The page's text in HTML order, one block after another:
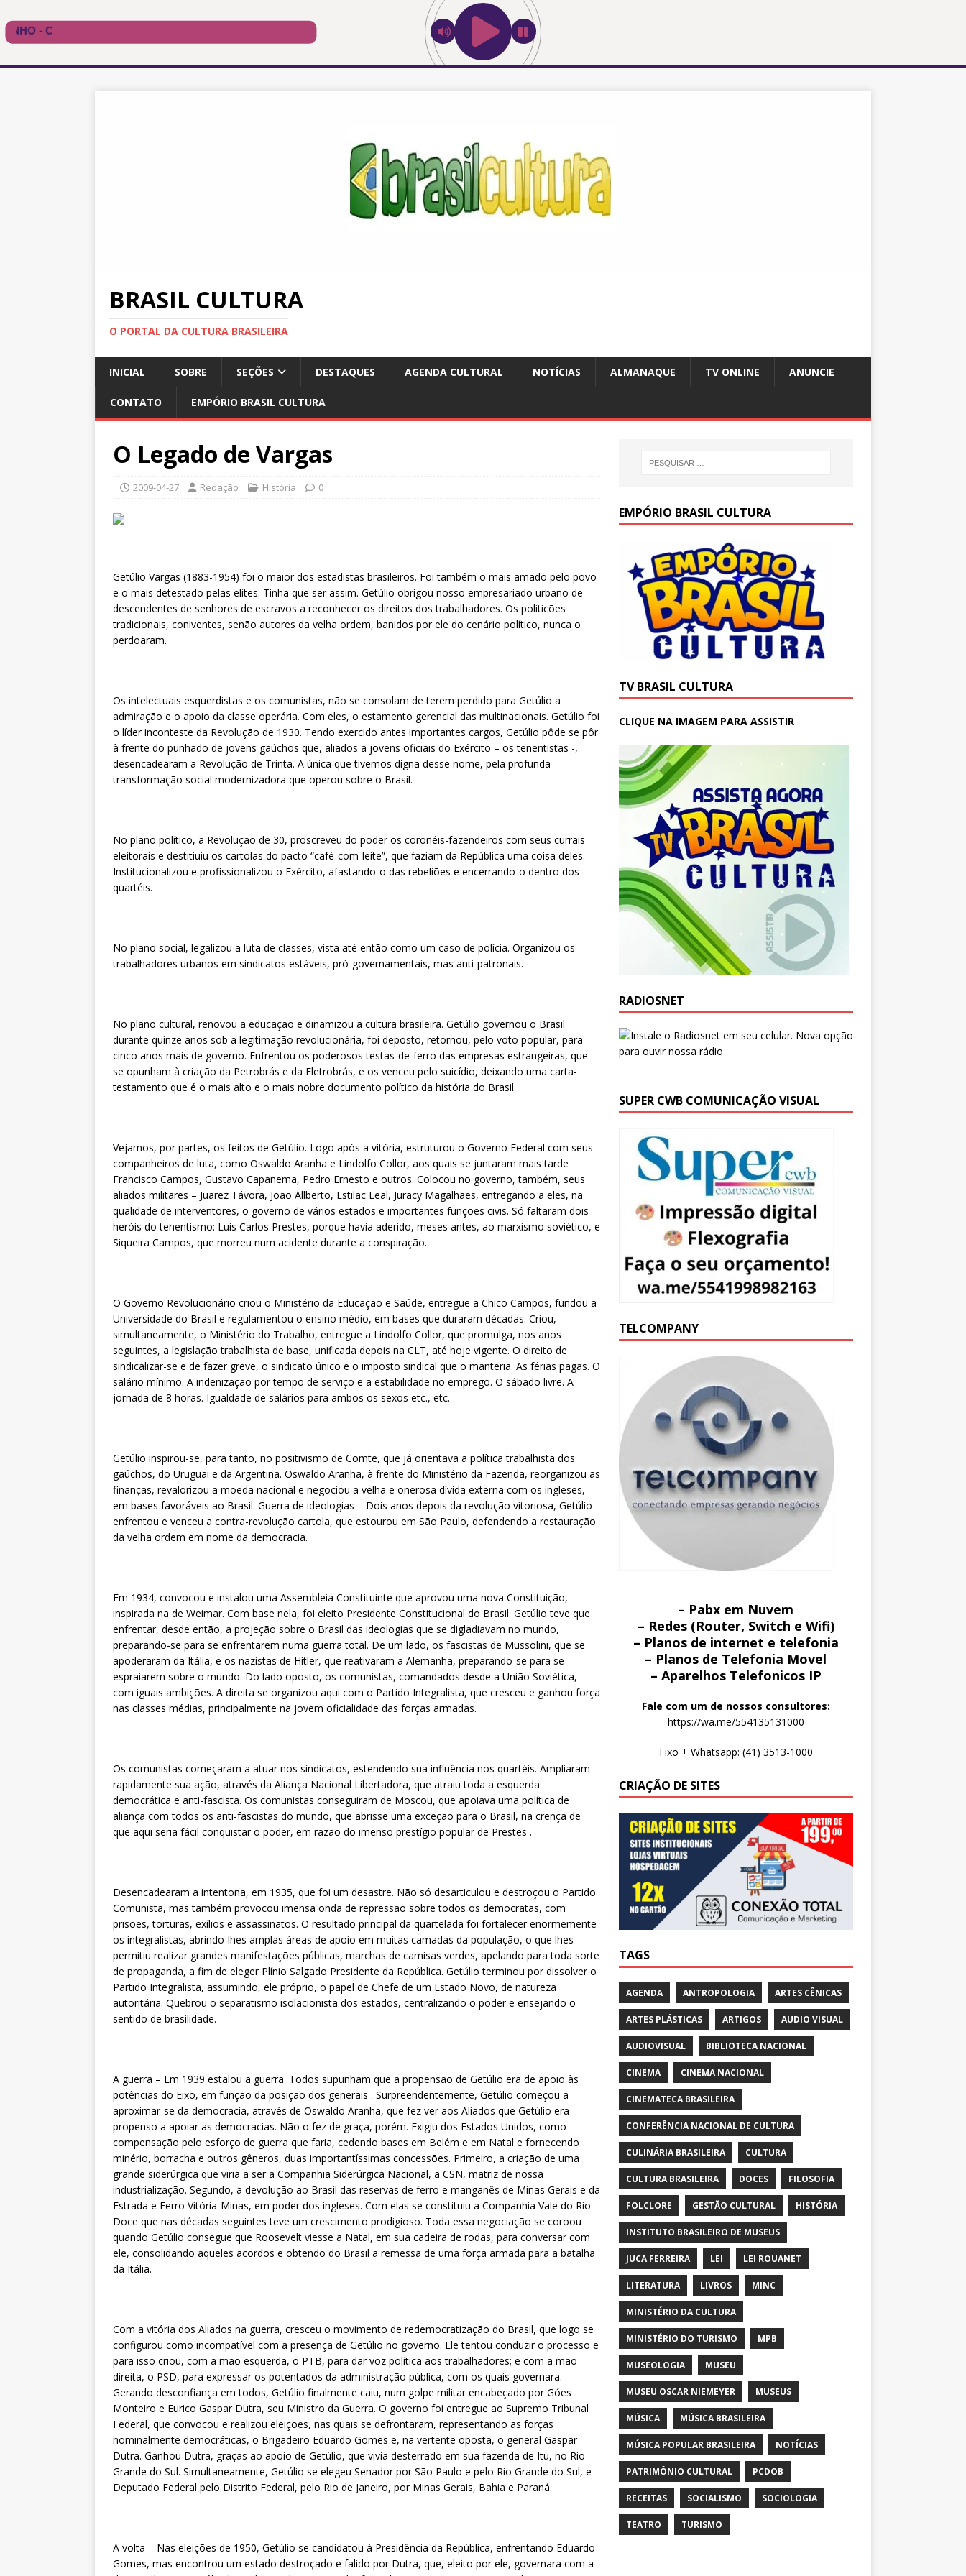
BRASIL CULTURA
O PORTAL DA CULTURA BRASILEIRA
INICIAL SOBRE SEÇÕES DESTAQUES AGENDA CULTURAL NOTÍCIAS ALMANAQUE TV ONLINE ANUNCIE
CONTATO EMPÓRIO BRASIL CULTURA
O Legado de Vargas
2009-04-27 Redação História 0
Getúlio Vargas (1883-1954) foi o maior dos estadistas brasileiros. Foi também o mais amado pelo povo
e o mais detestado pelas elites. Tinha que ser assim. Getúlio obrigou nosso empresariado urbano de
descendentes de senhores de escravos a reconhecer os direitos dos trabalhadores. Os politicões
tradicionais, coniventes, senão autores da velha ordem, banidos por ele do cenário político, nunca o
perdoaram.
Os intelectuais esquerdistas e os comunistas, não se consolam de terem perdido para Getúlio a
admiração e o apoio da classe operária. Com eles, o estamento gerencial das multinacionais. Getúlio foi
o líder inconteste da Revolução de 1930. Tendo exercido antes importantes cargos, Getúlio pôde se pôr
à frente do punhado de jovens gaúchos que, aliados a jovens oficiais do Exército – os tenentistas -,
desencadearam a Revolução de Trinta. A única que tivemos digna desse nome, pela profunda
transformação social modernizadora que operou sobre o Brasil.
No plano político, a Revolução de 30, proscreveu do poder os coronéis-fazendeiros com seus currais
eleitorais e destitiuiu os cartolas do pacto “café-com-leite”, que faziam da República uma coisa deles.
Institucionalizou e profissionalizou o Exército, afastando-o das rebeliões e encerrando-o dentro dos
quartéis.
No plano social, legalizou a luta de classes, vista até então como um caso de polícia. Organizou os
trabalhadores urbanos em sindicatos estáveis, pró-governamentais, mas anti-patronais.
No plano cultural, renovou a educação e dinamizou a cultura brasileira. Getúlio governou o Brasil
durante quinze anos sob a legitimação revolucionária, foi deposto, retornou, pelo voto popular, para
cinco anos mais de governo. Enfrentou os poderosos testas-de-ferro das empresas estrangeiras, que
se opunham à criação da Petrobrás e da Eletrobrás, e os venceu pelo suicídio, deixando uma carta-
testamento que é o mais alto e o mais nobre documento político da história do Brasil.
Vejamos, por partes, os feitos de Getúlio. Logo após a vitória, estruturou o Governo Federal com seus
companheiros de luta, como Oswaldo Aranha e Lindolfo Collor, aos quais se juntaram mais tarde
Francisco Campos, Gustavo Capanema, Pedro Ernesto e outros. Colocou no governo, também, seus
aliados militares – Juarez Távora, João Allberto, Estilac Leal, Juracy Magalhães, entregando a eles, na
qualidade de interventores, o governo de vários estados e importantes funções civis. Só faltaram dois
heróis do tenentismo: Luís Carlos Prestes, porque havia aderido, meses antes, ao marxismo soviético, e
Siqueira Campos, que morreu num acidente durante a conspiração.
O Governo Revolucionário criou o Ministério da Educação e Saúde, entregue a Chico Campos, fundou a
Universidade do Brasil e regulamentou o ensino médio, em bases que duraram décadas. Criou,
simultaneamente, o Ministério do Trabalho, entregue a Lindolfo Collor, que promulga, nos anos
seguintes, a legislação trabalhista de base, unificada depois na CLT, até hoje vigente. O direito de
sindicalizar-se e de fazer greve, o sindicato único e o imposto sindical que o manteria. As férias pagas. O
salário mínimo. A indenização por tempo de serviço e a estabilidade no emprego. O sábado livre. A
jornada de 8 horas. Igualdade de salários para ambos os sexos etc., etc.
Getúlio inspirou-se, para tanto, no positivismo de Comte, que já orientava a política trabalhista dos
gaúchos, do Uruguai e da Argentina. Oswaldo Aranha, à frente do Ministério da Fazenda, reorganizou as
finanças, revalorizou a moeda nacional e negociou a velha e onerosa dívida externa com os ingleses,
em bases favoráveis ao Brasil. Guerra de ideologias – Dois anos depois da revolução vitoriosa, Getúlio
enfrentou e venceu a contra-revolução cartola, que estourou em São Paulo, defendendo a restauração
da velha ordem em nome da democracia.
Em 1934, convocou e instalou uma Assembleia Constituinte que aprovou uma nova Constituição,
inspirada na de Weimar. Com base nela, foi eleito Presidente Constitucional do Brasil. Getúlio teve que
enfrentar, desde então, a projeção sobre o Brasil das ideologias que se digladiavam no mundo,
preparando-se para se enfrentarem numa guerra total. De um lado, os fascistas de Mussolini, que se
apoderaram da Itália, e os nazistas de Hitler, que reativaram a Alemanha, preparando-se para se
espraiarem sobre o mundo. Do lado oposto, os comunistas, comandados desde a União Soviética,
com iguais ambições. A direita se organizou aqui com o Partido Integralista, que cresceu e ganhou força
nas classes médias, principalmente na jovem oficialidade das forças armadas.
Os comunistas começaram a atuar nos sindicatos, estendendo sua influência nos quartéis. Ampliaram
rapidamente sua ação, através da Aliança Nacional Libertadora, que atraiu toda a esquerda
democrática e anti-fascista. Os comunistas conseguiram de Moscou, que apoiava uma política de
aliança com todos os anti-fascistas do mundo, que abrisse uma exceção para o Brasil, na crença de
que aqui seria fácil conquistar o poder, em razão do imenso prestígio popular de Prestes .
Desencadearam a intentona, em 1935, que foi um desastre. Não só desarticulou e destroçou o Partido
Comunista, mas também provocou imensa onda de repressão sobre todos os democratas, com
prisões, torturas, exílios e assassinatos. O resultado principal da quartelada foi fortalecer enormemente
os integralistas, abrindo-lhes amplas áreas de apoio em muitas camadas da população, o que lhes
permitiu realizar grandes manifestações públicas, marchas de camisas verdes, apelando para toda sorte
de propaganda, a fim de eleger Plínio Salgado Presidente da República. Getúlio terminou por dissolver o
Partido Integralista, assumindo, ele próprio, o papel de Chefe de um Estado Novo, de natureza
autoritária. Quebrou o separatismo isolacionista dos estados, centralizando o poder e ensejando o
sentido de brasilidade.
A guerra – Em 1939 estalou a guerra. Todos supunham que a propensão de Getúlio era de apoio às
potências do Eixo, em função da posição dos generais . Surpreendentemente, Getúlio começou a
aproximar-se da democracia, através de Oswaldo Aranha, que fez ver aos Aliados que Getúlio era
propenso a apoiar as democracias. Não o fez de graça, porém. Exigiu dos Estados Unidos, como
compensação pelo esforço de guerra que faria, cedendo bases em Belém e em Natal e fornecendo
minério, borracha e outros gêneros, duas importantíssimas concessões. Primeiro, a criação de uma
grande siderúrgica que viria a ser a Companhia Siderúrgica Nacional, a CSN, matriz de nossa
industrialização. Segundo, a devolução ao Brasil das reservas de ferro e manganês de Minas Gerais e da
Estrada e Ferro Vitória-Minas, em poder dos ingleses. Com elas se constituiu a Companhia Vale do Rio
Doce que nas décadas seguintes teve um crescimento prodigioso. Toda essa negociação se coroou
quando Getúlio consegue que Roosevelt viesse a Natal, em sua cadeira de rodas, para conversar com
ele, consolidando aqueles acordos e obtendo do Brasil a remessa de uma força armada para a batalha
da Itália.
Com a vitória dos Aliados na guerra, cresceu o movimento de redemocratização do Brasil, que logo se
configurou como incompatível com a presença de Getúlio no governo. Ele tentou conduzir o processo e
para isso criou, com a mão esquerda, o PTB, para dar voz política aos trabalhadores; e com a mão
direita, o PSD, para expressar os potentados da administração pública, com os quais governara.
Gerando desconfiança em todos, Getúlio finalmente caiu, num golpe militar encabeçado por Góes
Monteiro e Eurico Gaspar Dutra, seu Ministro da Guerra. O governo foi entregue ao Supremo Tribunal
Federal, que convocou e realizou eleições, nas quais se defrontaram, representando as forças
nominalmente democráticas, o Brigadeiro Eduardo Gomes e, na vertente oposta, o general Gaspar
Dutra. Ganhou Dutra, graças ao apoio de Getúlio, que vivia desterrado em sua fazenda de Itu, no Rio
Grande do Sul. Simultaneamente, Getúlio se elegeu Senador por São Paulo e pelo Rio Grande do Sul, e
Deputado Federal pelo Distrito Federal, pelo Rio de Janeiro, por Minas Gerais, Bahia e Paraná.
A volta – Nas eleições de 1950, Getúlio se candidatou à Presidência da República, enfrentando Eduardo
Gomes, mas encontrou um estado destroçado e falido por Dutra, que, eleito por ele, governara com a
EMPÓRIO BRASIL CULTURA
TV BRASIL CULTURA
CLIQUE NA IMAGEM PARA ASSISTIR
RADIOSNET
SUPER CWB COMUNICAÇÃO VISUAL
TELCOMPANY
– Pabx em Nuvem
– Redes (Router, Switch e Wifi)
– Planos de internet e telefonia
– Planos de Telefonia Movel
– Aparelhos Telefonicos IP
Fale com um de nossos consultores:
https://wa.me/554135131000
Fixo + Whatsapp: (41) 3513-1000
CRIAÇÃO DE SITES
TAGS
AGENDA ANTROPOLOGIA ARTES CÊNICAS
ARTES PLÁSTICAS ARTIGOS AUDIO VISUAL
AUDIOVISUAL BIBLIOTECA NACIONAL
CINEMA CINEMA NACIONAL
CINEMATECA BRASILEIRA
CONFERÊNCIA NACIONAL DE CULTURA
CULINÁRIA BRASILEIRA CULTURA
CULTURA BRASILEIRA DOCES FILOSOFIA
FOLCLORE GESTÃO CULTURAL HISTÓRIA
INSTITUTO BRASILEIRO DE MUSEUS
JUCA FERREIRA LEI LEI ROUANET
LITERATURA LIVROS MINC
MINISTÉRIO DA CULTURA
MINISTÉRIO DO TURISMO MPB
MUSEOLOGIA MUSEU
MUSEU OSCAR NIEMEYER MUSEUS
MÚSICA MÚSICA BRASILEIRA
MÚSICA POPULAR BRASILEIRA NOTÍCIAS
PATRIMÔNIO CULTURAL PCDOB
RECEITAS SOCIALISMO SOCIOLOGIA
TEATRO TURISMO